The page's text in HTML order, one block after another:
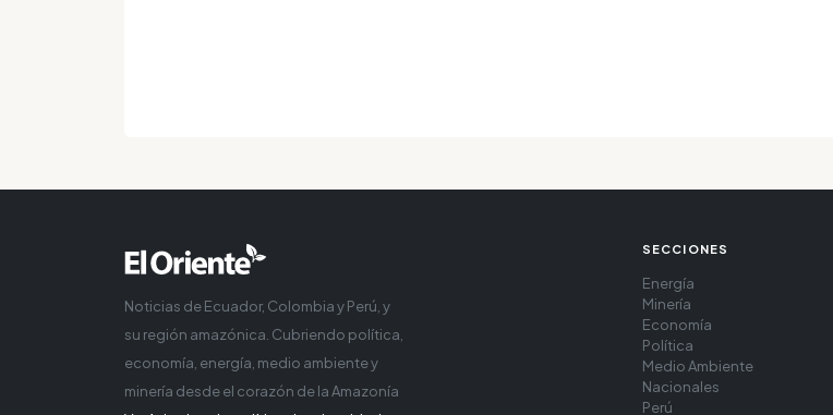
Noticias de Ecuador, Colombia y Perú, y
su región amazónica. Cubriendo política,
economía, energía, medio ambiente y
minería desde el corazón de la Amazonía
SECCIONES
Energía
Minería
Economía
Política
Medio Ambiente
Nacionales
Perú